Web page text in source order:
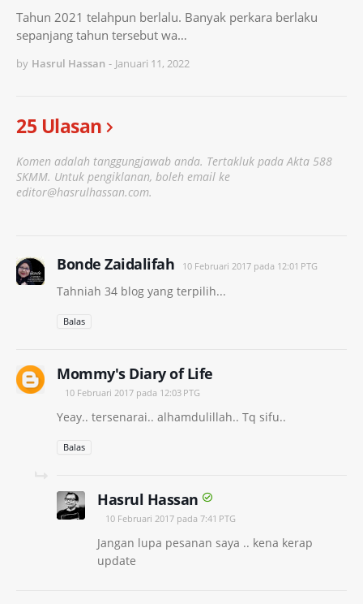
Tahun 2021 telahpun berlalu. Banyak perkara berlaku
sepanjang tahun tersebut wa…
by Hasrul Hassan - Januari 11, 2022
25 Ulasan
Komen adalah tanggungjawab anda. Tertakluk pada Akta 588
SKMM. Untuk pengiklanan, boleh email ke
editor@hasrulhassan.com.
Bonde Zaidalifah 10 Februari 2017 pada 12:01 PTG
Tahniah 34 blog yang terpilih...
Balas
Mommy's Diary of Life
10 Februari 2017 pada 12:03 PTG
Yeay.. tersenarai.. alhamdulillah.. Tq sifu..
Balas
Hasrul Hassan
10 Februari 2017 pada 7:41 PTG
Jangan lupa pesanan saya .. kena kerap
update